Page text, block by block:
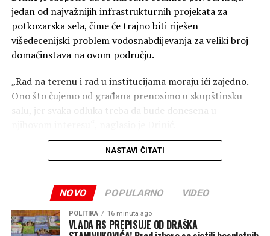
troškovi.
jedan od najvažnijih infrastrukturnih projekata za
potkozarska sela, čime će trajno biti riješen
višedecenijski problem vodosnabdijevanja za veliki broj
domaćinstava na ovom području.
„Rad na terenu i rad u institucijama moraju ići zajedno.
Ono što čujemo od građana prenosimo u skupštinsku
salu, jer svaka odluka treba da bude donesena u
Trajno rješenje za vodosnabdijevanje
početka odborničkog mandata.
„Naredne sedmice privodimo kraju jedan od
NASTAVI ČITATI
NOVO POPULARNO VIDEO
POLITIKA 16 minuta ago
VLADA RS PREPISUJE OD DRAŠKA